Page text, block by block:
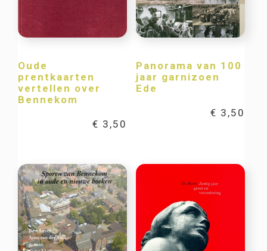
Oude
prentkaarten
vertellen over
Bennekom
€ 3,50
Panorama van 100
jaar garnizoen
Ede
€ 3,50